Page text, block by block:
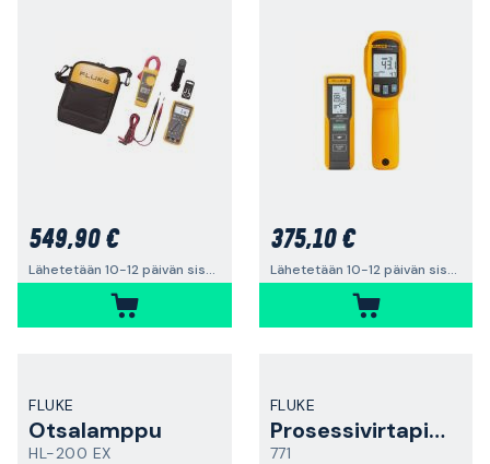
549,90 €
Lähetetään 10-12 päivän sisällä
375,10 €
Lähetetään 10-12 päivän sisällä
FLUKE
Otsalamppu
HL-200 EX
FLUKE
Prosessivirtapihdit
771